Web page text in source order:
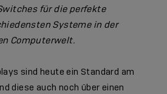
für die perfekte
Systeme in der
Computerwelt.
sind heute ein Standard am
diese auch noch über einen